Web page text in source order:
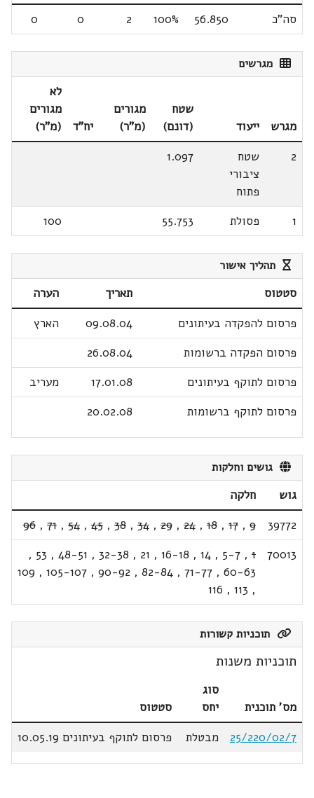
סה"כ
56.850
100%
2
0
0
מגרשים
מגרש ייעוד
שטח
(דונם)
מגורים
(מ"ר)
יח"ד
לא
מגורים
(מ"ר)
2
שטח
ציבורי
פתוח
1.097
1 פסולת 55.753
100
תהליך אישור
סטטוס תאריך
הערה
פרסום להפקדה בעיתונים
09.08.04
הארץ
פרסום הפקדה ברשומות
26.08.04
פרסום לתוקף בעיתונים
17.01.08
מעריב
פרסום לתוקף ברשומות
20.02.08
גושים וחלקות
גוש
חלקה
39772
9
,
17
,
18
,
24
,
29
,
34
,
38
,
45
,
54
,
71
,
96
70013
1
,
5-7
,
14
,
16-18
,
21
,
32-38
,
48-51
,
53
,
60-63
,
71-77
,
82-84
,
90-92
,
105-107
,
109
,
113
,
116
תוכניות קשורות
תוכניות משנות
מס' תוכנית
סוג
יחס
סטטוס
25/220/02/7
מבטלת פרסום לתוקף בעיתונים 10.05.19